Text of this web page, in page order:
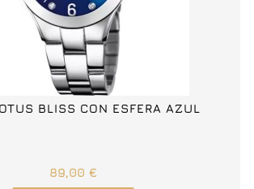
BLISS CON ESFERA AZUL
89,00 €